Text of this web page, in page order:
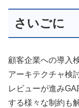
さいごに
顧客企業への導入
アーキテクチャ検
レビューが進み
する様々な制約も